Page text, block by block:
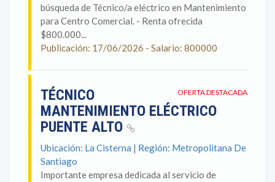
búsqueda de Técnico/a eléctrico en Mantenimiento
para Centro Comercial. - Renta ofrecida
$800.000...
Publicación: 17/06/2026 - Salario: 800000
OFERTA DESTACADA
TÉCNICO
MANTENIMIENTO ELÉCTRICO
PUENTE ALTO
Ubicación: La Cisterna | Región: Metropolitana De
Santiago
Importante empresa dedicada al servicio de